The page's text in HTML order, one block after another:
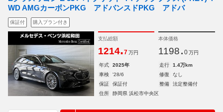
WD AMGカーボンPKG アドバンスドPKG アドバ
保証付 購入プラン付き
支払総額
1214.7 万円
本体価格
1198. 0 万円
年式 2025年 走行
1.4万km
車検
'28/6 修復
なし
保証
保証付 整備
法定整備付
住所
静岡県 浜松市中央区